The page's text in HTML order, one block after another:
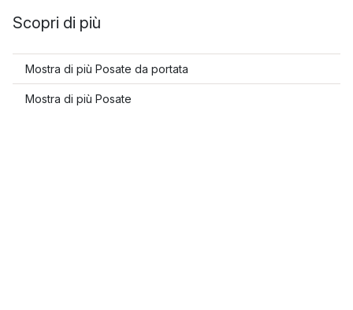
Scopri di più
Mostra di più Posate da portata
Mostra di più Posate